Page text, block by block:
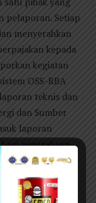
pelaporan. Setiap
menyerahkan
kepada
kegiatan
OSS-RBA
teknis dan
dan Sumber
laporan
perusahaan
hidup
itu pada
atau